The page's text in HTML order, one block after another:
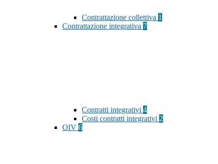
Contrattazione collettiva 1
Contrattazione integrativa 7
Contratti integrativi 4
Costi contratti integrativi 2
OIV 6